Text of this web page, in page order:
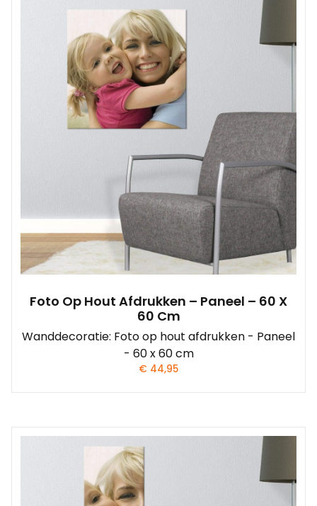
Foto Op Hout Afdrukken – Paneel – 60 X
60 Cm
Wanddecoratie: Foto op hout afdrukken - Paneel
- 60 x 60 cm
€ 44,95